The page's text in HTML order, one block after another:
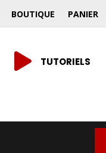
BOUTIQUE PANIER
 TUTORIELS